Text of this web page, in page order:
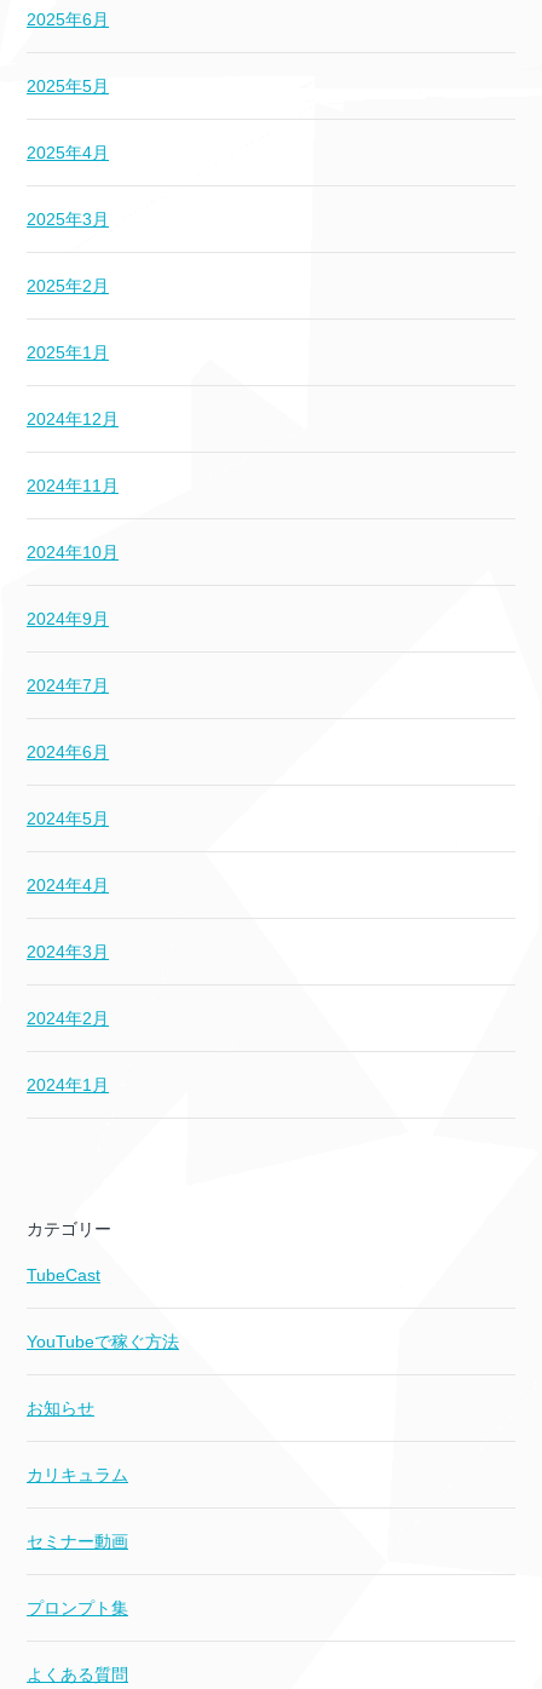
2025年6月
2025年5月
2025年4月
2025年3月
2025年2月
2025年1月
2024年12月
2024年11月
2024年10月
2024年9月
2024年7月
2024年6月
2024年5月
2024年4月
2024年3月
2024年2月
2024年1月
カテゴリー
TubeCast
YouTubeで稼ぐ方法
お知らせ
カリキュラム
セミナー動画
プロンプト集
よくある質問